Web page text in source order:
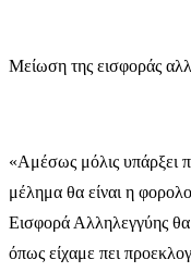
Μείωση της εισφοράς
«Αμέσως μόλις υπάρξει
μέλημα θα είναι η
Εισφορά Αλληλεγγύης
όπως είχαμε πει